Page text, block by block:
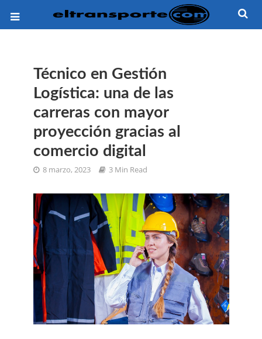
Técnico en Gestión
Logística: una de las
carreras con mayor
proyección gracias al
comercio digital
8 marzo, 2023 3 Min Read